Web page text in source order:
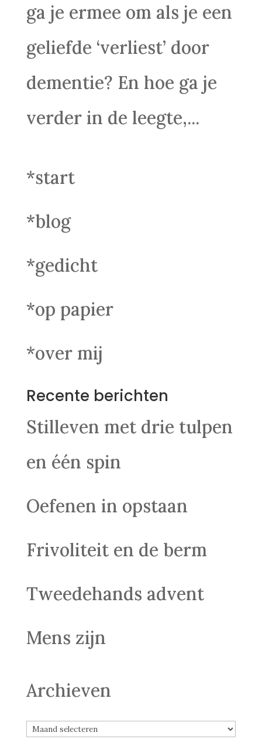
ga je ermee om als je een
geliefde ‘verliest’ door
dementie? En hoe ga je
verder in de leegte,...
*start
*blog
*gedicht
*op papier
*over mij
Recente berichten
Stilleven met drie tulpen
en één spin
Oefenen in opstaan
Frivoliteit en de berm
Tweedehands advent
Mens zijn
Archieven